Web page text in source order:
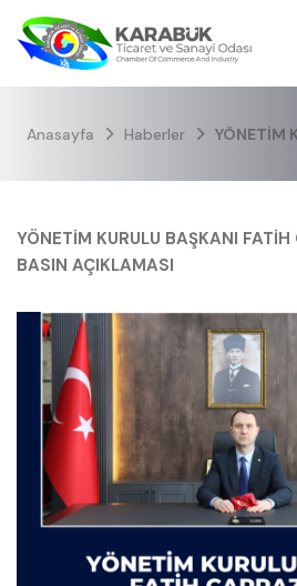
Anasayfa Haberler YÖNETİM KURULU
YÖNETİM KURULU BAŞKANI
BASIN AÇIKLAMASI